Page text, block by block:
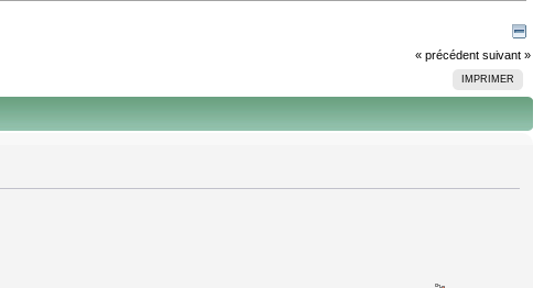
« précédent suivant »
IMPRIMER